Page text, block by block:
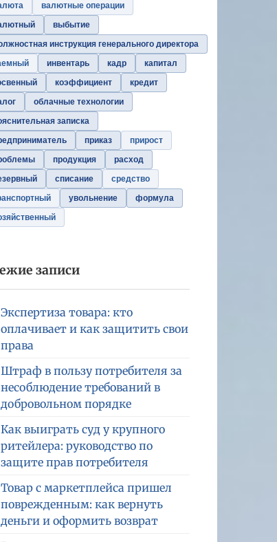
валютные операции
выбытие
инструкция генерального директора
инвентарь кадр
капитал
коэффициент
кредит
облачные технологии
записка
приказ
прирост
продукция
расход
списание
средство
увольнение
формула
записи
Экспертиза товара: кто
оплачивает и как защитить свои
права
Штраф в пользу потребителя за
несоблюдение требований в
добровольном порядке
Как выиграть суд у крупного
ритейлера: руководство по
защите прав потребителя
Товар с маркетплейса пришел
поврежденным: как вернуть
деньги и оформить возврат